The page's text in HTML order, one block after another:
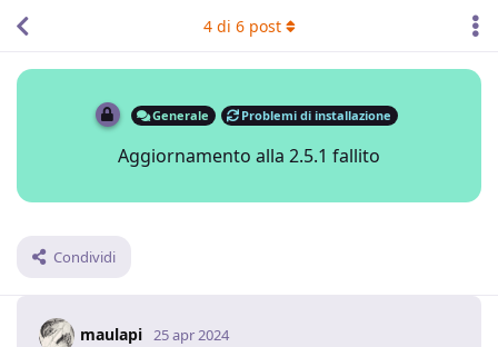
Generale Problemi di installazione
Aggiornamento alla 2.5.1 fallito
Condividi
4di 6post
maulapi 25 apr 2024